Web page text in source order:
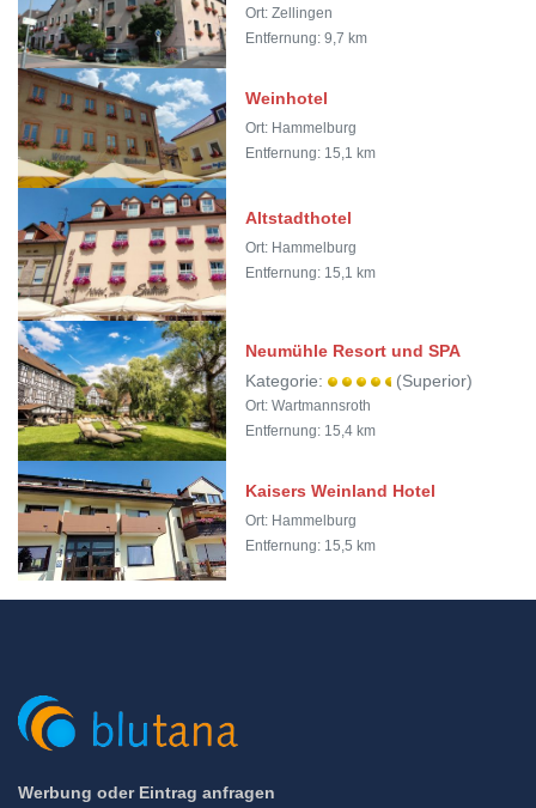
Ort: Zellingen
Entfernung: 9,7 km
Weinhotel
Ort: Hammelburg
Entfernung: 15,1 km
Altstadthotel
Ort: Hammelburg
Entfernung: 15,1 km
Neumühle Resort und SPA
Kategorie: (Superior)
Ort: Wartmannsroth
Entfernung: 15,4 km
Kaisers Weinland Hotel
Ort: Hammelburg
Entfernung: 15,5 km
Werbung oder Eintrag anfragen